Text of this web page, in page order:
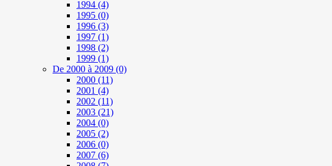
1994 (4)
1995 (0)
1996 (3)
1997 (1)
1998 (2)
1999 (1)
De 2000 à 2009 (0)
2000 (11)
2001 (4)
2002 (11)
2003 (21)
2004 (0)
2005 (2)
2006 (0)
2007 (6)